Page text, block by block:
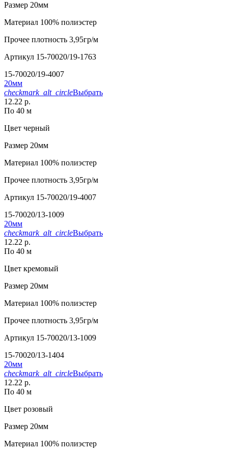
Размер 20мм
Материал 100% полиэстер
Прочее плотность 3,95гр/м
Артикул 15-70020/19-1763
15-70020/19-4007
20мм
checkmark_alt_circleВыбрать
12.22 р.
По 40 м
Цвет черный
Размер 20мм
Материал 100% полиэстер
Прочее плотность 3,95гр/м
Артикул 15-70020/19-4007
15-70020/13-1009
20мм
checkmark_alt_circleВыбрать
12.22 р.
По 40 м
Цвет кремовый
Размер 20мм
Материал 100% полиэстер
Прочее плотность 3,95гр/м
Артикул 15-70020/13-1009
15-70020/13-1404
20мм
checkmark_alt_circleВыбрать
12.22 р.
По 40 м
Цвет розовый
Размер 20мм
Материал 100% полиэстер